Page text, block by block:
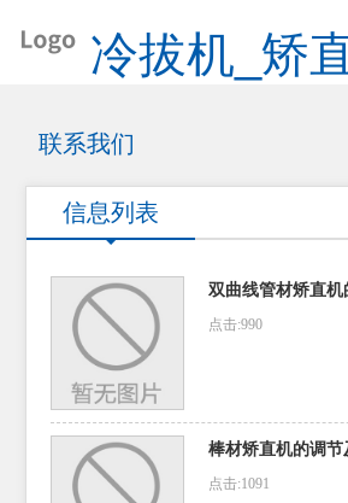
冷拔机_矫
矫直机_管
联系我们
信息列表
双曲线管材矫直机
点击:990
棒材矫直机的调节
点击:1091